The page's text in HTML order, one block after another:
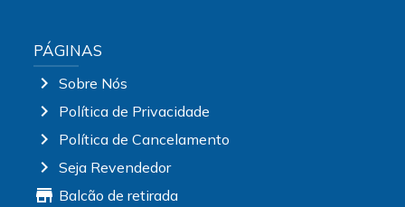
PÁGINAS
chevron_right Sobre Nós
chevron_right Política de Privacidade
chevron_right Política de Cancelamento
chevron_right Seja Revendedor
store Balcão de retirada